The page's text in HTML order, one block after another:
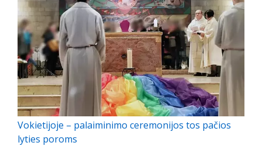
Vokietijoje – palaiminimo ceremonijos tos pačios
lyties poroms